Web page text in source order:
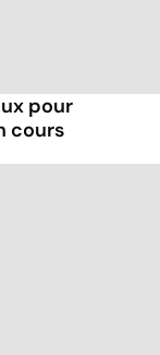
pour
cours